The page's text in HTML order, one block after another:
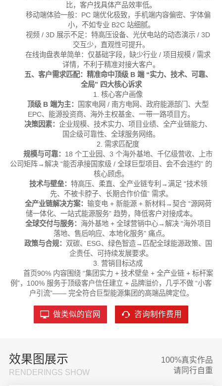
比，客户找具体产品效率低。
移动端体验一般：PC 端优化极致，手机端内容偏密、字体偏
小，不如专业 B2C 站细腻。
视频 / 3D 展示不足：特高压设备、光伏电站的动态演示 / 3D
交互少，直观性可提升。
在线询盘表单简单：仅基础字段，缺少行业 / 项目规模 / 需求
详情，不利于精准对接大客户。
五、客户需求匹配：精准命中顶级 B 端 “实力、技术、可靠、
全局” 四大核心诉求
1. 核心客户画像
顶级 B 端为主：
国家电网 / 南方电网、政府能源部门、大型
EPC、能源投资商、海外主权基金、一带一路项目方。
决策因素：企业规模、技术实力、项目业绩、全产业链能力、
国企级可靠性、全球服务网络。
2. 需求匹配度
规模与可靠： 18 个工业园、3 个海外基地、千亿级营收、上市
公司矩阵→解决 “能否承接国家级 / 全球巨型项目、会不会违约” 的
核心顾虑。
技术与壁垒： 特高压、柔直、全产业链专利→满足 “技术领
先、不被卡脖子、长期合作价值” 需求。
全产业链解决方案： 输变电 + 新能源 + 新材料→契合 “源网荷
储一体化、一站式能源服务” 趋势，降低客户对接成本。
全球交付与服务： 海外基地 + 全球营销中心→解决 “海外项目
落地、售后响应、本地化服务” 痛点。
政策与合规： 双碳、ESG、绿色智造→匹配全球能源政策、国
企责任、可持续发展要求。
3. 营销目标达成
首页90% 内容围绕 “集团实力 + 技术壁垒 + 全产业链 + 标杆案
例”，100% 服务于顶级客户信任建立 + 品牌溢价，几乎不做 “小客
户引流”—— 完全符合巨型能源集团的高端品牌定位。
做类似的官网 咨询制作费用
效果图展示
RENDERINGS SHOW
100%真实作品
请同行自重